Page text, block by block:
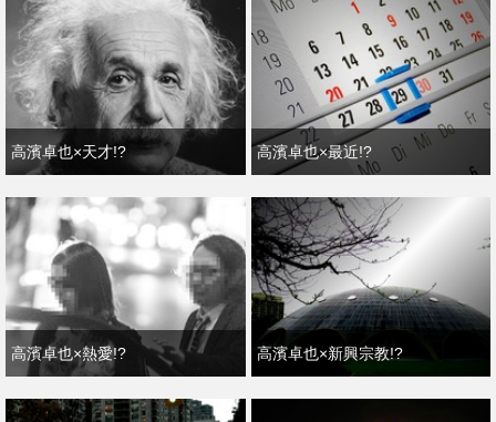
高濱卓也×天才!? 高濱卓也×最近!?
高濱卓也×熱愛!? 高濱卓也×新興宗教!?